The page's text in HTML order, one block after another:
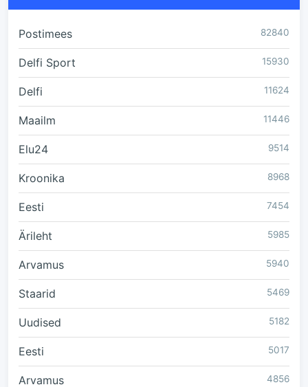
Postimees 82840
Delfi Sport 15930
Delfi 11624
Maailm 11446
Elu24 9514
Kroonika 8968
Eesti 7454
Ärileht 5985
Arvamus 5940
Staarid 5469
Uudised 5182
Eesti 5017
Arvamus 4856